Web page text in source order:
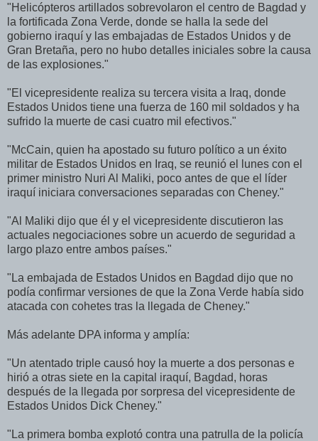
"Helicópteros artillados sobrevolaron el centro de Bagdad y
la fortificada Zona Verde, donde se halla la sede del
gobierno iraquí y las embajadas de Estados Unidos y de
Gran Bretaña, pero no hubo detalles iniciales sobre la causa
de las explosiones."
"El vicepresidente realiza su tercera visita a Iraq, donde
Estados Unidos tiene una fuerza de 160 mil soldados y ha
sufrido la muerte de casi cuatro mil efectivos."
"McCain, quien ha apostado su futuro político a un éxito
militar de Estados Unidos en Iraq, se reunió el lunes con el
primer ministro Nuri Al Maliki, poco antes de que el líder
iraquí iniciara conversaciones separadas con Cheney."
"Al Maliki dijo que él y el vicepresidente discutieron las
actuales negociaciones sobre un acuerdo de seguridad a
largo plazo entre ambos países."
"La embajada de Estados Unidos en Bagdad dijo que no
podía confirmar versiones de que la Zona Verde había sido
atacada con cohetes tras la llegada de Cheney."
Más adelante DPA informa y amplía:
"Un atentado triple causó hoy la muerte a dos personas e
hirió a otras siete en la capital iraquí, Bagdad, horas
después de la llegada por sorpresa del vicepresidente de
Estados Unidos Dick Cheney."
"La primera bomba explotó contra una patrulla de la policía